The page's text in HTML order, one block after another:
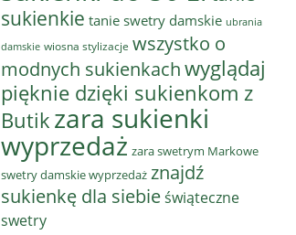
sukienkie tanie swetry damskie ubrania
damskie wiosna stylizacje wszystko o
modnych sukienkachwyglądaj
pięknie dzięki sukienkom z
Butik zara sukienki
wyprzedaż zara swetrym Markowe
swetry damskie wyprzedaż znajdź
sukienkę dla siebieświąteczne
swetry